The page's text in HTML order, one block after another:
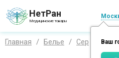
НетРан
Медицинские товары
Ваш
Главная Белье Сер